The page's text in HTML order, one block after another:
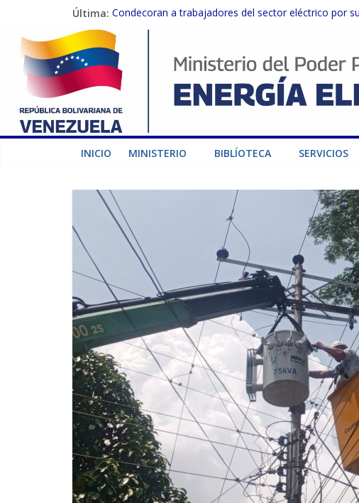
Última: Condecoran a trabajadores del sector eléctrico por
Gobierno Nacional coordina acciones con el sector
Inspeccionan trabajos de rehabilitación en
Gobierno Nacional activa plan preventivo para
Termocarabobo recupera el 50% de su capacidad de
INICIO MINISTERIO BIBLÍOTECA SERVICIOS